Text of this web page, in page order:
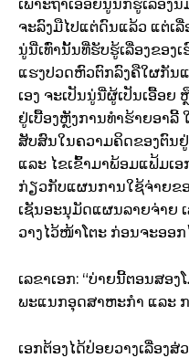
ເພາະຖ້າເອື້ອຍນູ່ນີ່ກໍ່ຮູ້ເລື່ອງ
ຈະລົງມືໄປແຕ່ດົນແລ້ວ ແຕ່ເ
ນູ່ນີ່ເທົ່ານັ້ນທີ່ຮັບຮູ້ເລື່ອງຂອງ
ແຮງປວດຫົວຕົກລົງຄືໃຜກັນ
ເອງ ຈະເປັນນູ່ນີ່ຜູ້ເປັນເອື້ອ
ຢູ່ເບື້ອງຫຼັງການທຳຮ້າຍອາລີ້
ສັບສົນໃນຄວາມຄິດຂອງຕົນ
ແລະ ໄຂເຂົ້າມາພ້ອມແຟ້ມເ
ກ່ຽວກັບແຜນການໃຊ້ຈ່າຍຂ
ເຊັນອະນຸມັດແຜນລາຍຈ່າຍ
ວາງໄວ້ໜ້າໂຕະ ກ່ອນຈະອອກ
ເລຂາເອກ: “ບ່າຍນີ້ຕອນສອ
ພະແນກອຸດສາຫະກຳ ແລະ
ເອກຕ້ອງໄດ້ປ່ອຍວາງເລື່ອງ